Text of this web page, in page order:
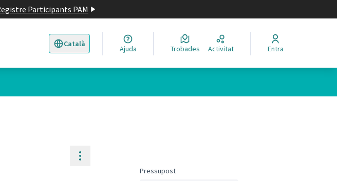
Participants PAM
Català
Triar la llengua Elegir el idioma
Ajuda Trobades Activitat Entra
Controls de recursos
Pressupost